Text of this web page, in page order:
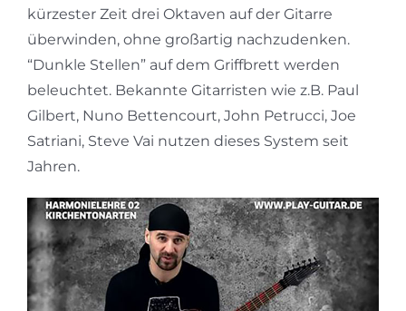
kürzester Zeit drei Oktaven auf der Gitarre
überwinden, ohne großartig nachzudenken.
“Dunkle Stellen” auf dem Griffbrett werden
beleuchtet. Bekannte Gitarristen wie z.B. Paul
Gilbert, Nuno Bettencourt, John Petrucci, Joe
Satriani, Steve Vai nutzen dieses System seit
Jahren.